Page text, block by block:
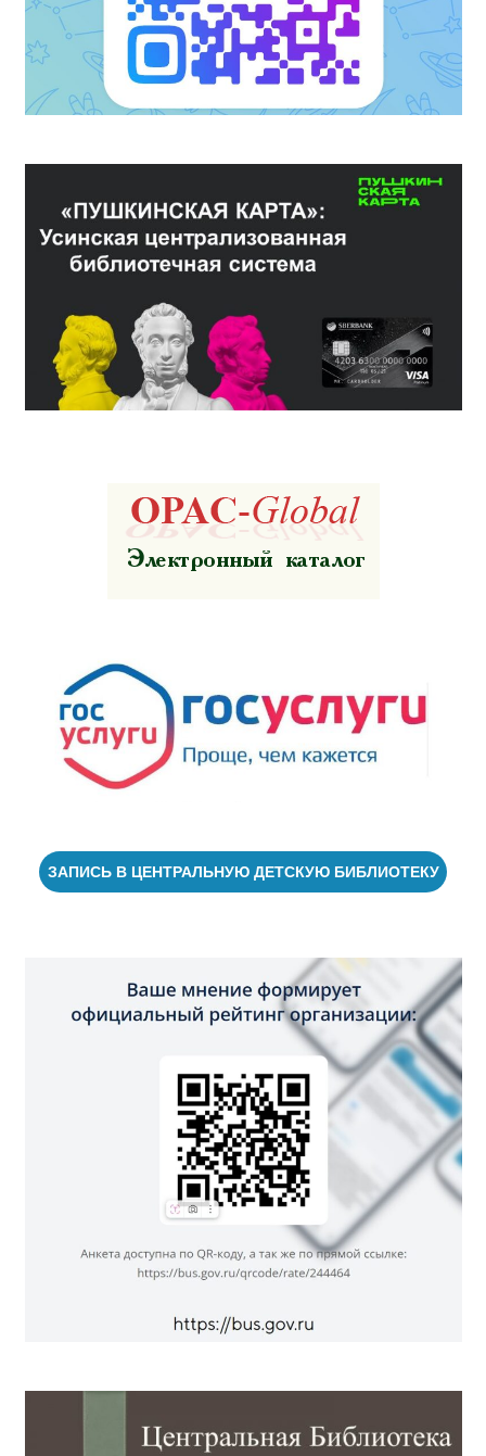
ЗАПИСЬ В ЦЕНТРАЛЬНУЮ ДЕТСКУЮ БИБЛИОТЕКУ